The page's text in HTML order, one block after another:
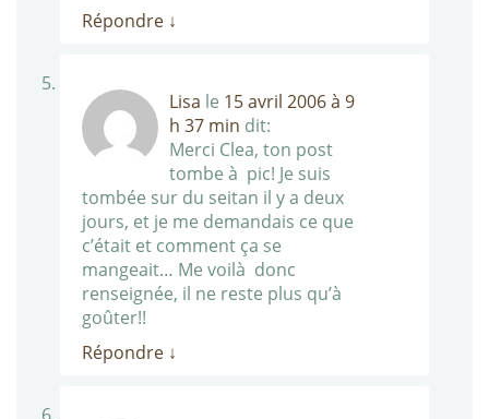
Répondre ↓
Lisa le 15 avril 2006 à 9
h 37 min dit:
Merci Clea, ton post
tombe à pic! Je suis
tombée sur du seitan il y a deux
jours, et je me demandais ce que
c’était et comment ça se
mangeait… Me voilà donc
renseignée, il ne reste plus qu’à
goûter!!
Répondre ↓